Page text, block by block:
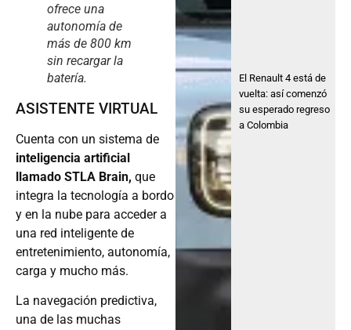
ofrece una
autonomía de
más de 800 km
sin recargar la
batería.
ASISTENTE VIRTUAL
Cuenta con un sistema de
inteligencia artificial
llamado STLA Brain, que
integra la tecnología a bordo
y en la nube para acceder a
una red inteligente de
entretenimiento, autonomía,
carga y mucho más.
La navegación predictiva,
una de las muchas
El Renault 4 está de
vuelta: así comenzó
su esperado regreso
a Colombia